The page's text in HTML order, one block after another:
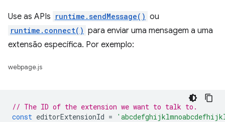
Use as APIs runtime.sendMessage() ou
runtime.connect() para enviar uma mensagem a uma
extensão específica. Por exemplo:
webpage.js
// The ID of the extension we want to talk to.
const editorExtensionId =